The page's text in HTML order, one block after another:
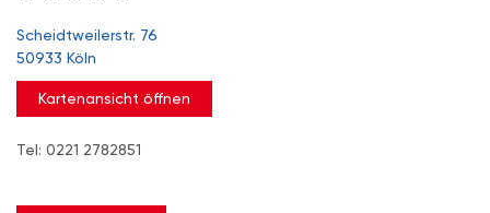
Scheidtweilerstr. 76
50933 Köln
Kartenansicht öffnen
Tel: 0221 2782851